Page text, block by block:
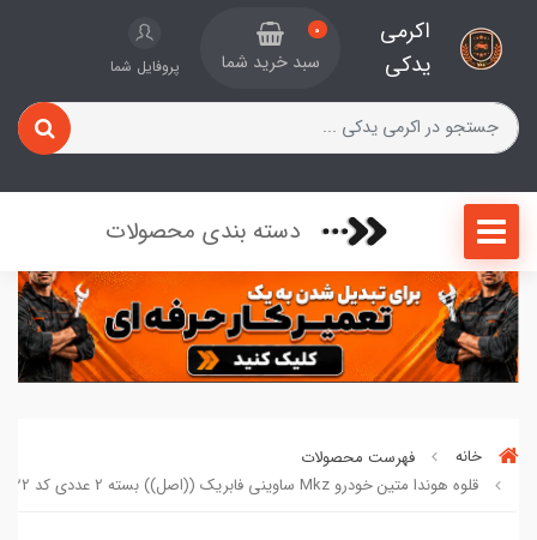
اکرمی
یدکی
0
سبد خرید شما پروفایل شما
دسته بندی محصولات
خانه
فهرست محصولات
قلوه هوندا متین خودرو Mkz ساوینی فابریک ((اصل)) بسته 2 عددی کد 791222